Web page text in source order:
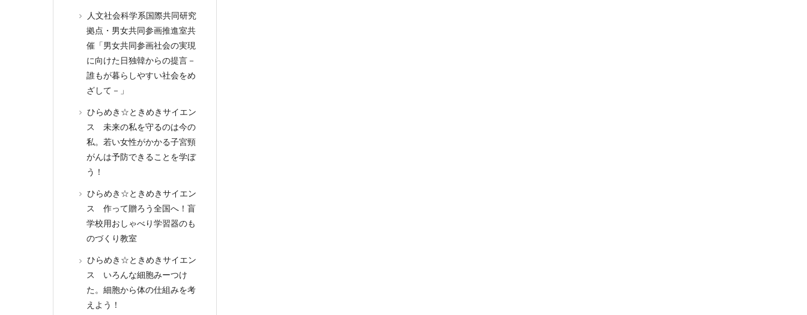
人文社会科学系国際共同研究
拠点・男女共同参画推進室共
催「男女共同参画社会の実現
に向けた日独韓からの提言－
誰もが暮らしやすい社会をめ
ざして－」
ひらめき☆ときめきサイエン
ス 未来の私を守るのは今の
私。若い女性がかかる子宮頸
がんは予防できることを学ぼ
う！
ひらめき☆ときめきサイエン
ス 作って贈ろう全国へ！盲
学校用おしゃべり学習器のも
のづくり教室
ひらめき☆ときめきサイエン
ス いろんな細胞みーつけ
た。細胞から体の仕組みを考
えよう！